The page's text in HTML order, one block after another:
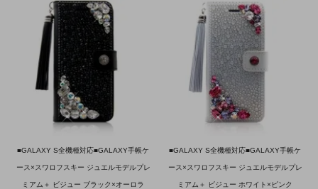
■GALAXY S全機種対応■GALAXY手帳ケ
ース×スワロフスキー ジュエルモデルプレ
ミアム＋ ビジュー ブラック×オーロラ
■GALAXY S全機種対応■GALAXY手帳ケ
ース×スワロフスキー ジュエルモデルプレ
ミアム＋ ビジュー ホワイト×ピンク